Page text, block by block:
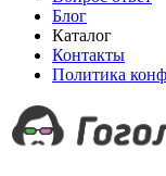
Блог
Каталог
Контакты
Политика